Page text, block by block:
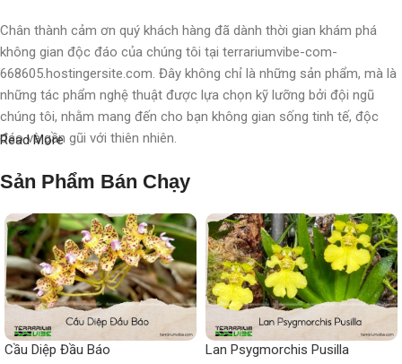
Chân thành cảm ơn quý khách hàng đã dành thời gian khám phá
không gian độc đáo của chúng tôi tại terrariumvibe-com-
668605.hostingersite.com. Đây không chỉ là những sản phẩm, mà là
những tác phẩm nghệ thuật được lựa chọn kỹ lưỡng bởi đội ngũ
chúng tôi, nhằm mang đến cho bạn không gian sống tinh tế, độc
đáo và gần gũi với thiên nhiên.
Với chúng tôi, terrarium không chỉ là nghệ thuật, mà còn là một triết
chúng tôi chăm chút, chắp cánh cho từng không gian, từng cá nhân.
Mỗi sản phẩm không chỉ là một vật trang trí, mà còn là một hành
trình khám phá thiên nhiên tinh tế được thể hiện qua từng chi tiết
nhỏ.
Mong muốn nhỏ nhoi
Read More
Sản Phẩm Bán Chạy
Cầu Diệp Đầu Báo Lan Psygmorchis Pusilla